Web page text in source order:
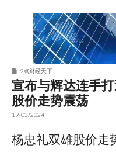
9点股票
9点财经天下
宣布与辉达连手
股价走势震荡
19/03/2024
杨忠礼双雄股价走